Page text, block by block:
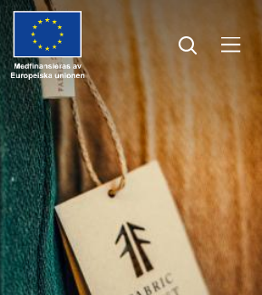
Öppna sök
Öppna menyn